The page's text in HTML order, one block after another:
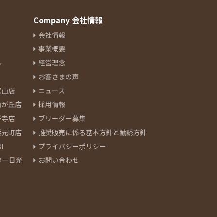
店
丘店
店
町店
日光
Company 会社情報
会社情報
事業概要
経営理念
お客さまの声
ニュース
採用情報
ブリーダー募集
推奨販売に係る基本方針と勧誘方針
プライバシーポリシー
お問い合わせ